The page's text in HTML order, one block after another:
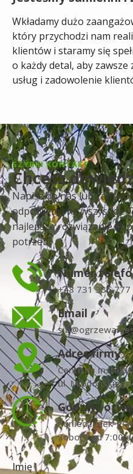
Wkładamy dużo
który przychodzi nam
klientów i staramy się
o każdy detal, aby
usług i zadowolenie
SZYBKI KONTAKT
Chcesz
Napisz do nas lub
odpowiemy na wszystkie
najlepsze rozwiązanie
potrzeb.
Numer
+48 731 336 777
Email
Adres firmy
Centrum
ul.
Godziny
Poniedziałek-
Sobota od 7:00
Imię